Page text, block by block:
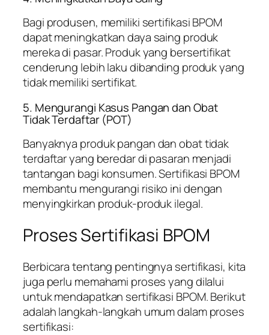
Bagi produsen, memiliki sertifikasi BPOM
dapat meningkatkan daya saing produk
mereka di pasar. Produk yang bersertifikat
cenderung lebih laku dibanding produk yang
tidak memiliki sertifikat.
5. Mengurangi Kasus Pangan dan Obat
Tidak Terdaftar (POT)
Banyaknya produk pangan dan obat tidak
terdaftar yang beredar di pasaran menjadi
tantangan bagi konsumen. Sertifikasi BPOM
membantu mengurangi risiko ini dengan
menyingkirkan produk-produk ilegal.
Proses Sertifikasi BPOM
Berbicara tentang pentingnya sertifikasi, kita
juga perlu memahami proses yang dilalui
untuk mendapatkan sertifikasi BPOM. Berikut
adalah langkah-langkah umum dalam proses
sertifikasi: